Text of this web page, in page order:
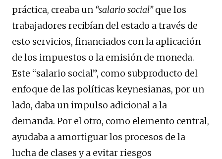
práctica, creaba un “salario social”que los
trabajadores recibían del estado a través de
esto servicios, financiados con la aplicación
de los impuestos o la emisión de moneda.
Este “salario social”, como subproducto del
enfoque de las políticas keynesianas, por un
lado, daba un impulso adicional a la
demanda. Por el otro, como elemento central,
ayudaba a amortiguar los procesos de la
lucha de clases y a evitar riesgos